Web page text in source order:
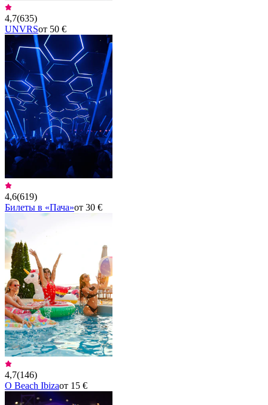
4,7(635)
UNVRSот 50 €
4,6(619)
Билеты в «Пача»от 30 €
4,7(146)
O Beach Ibizaот 15 €